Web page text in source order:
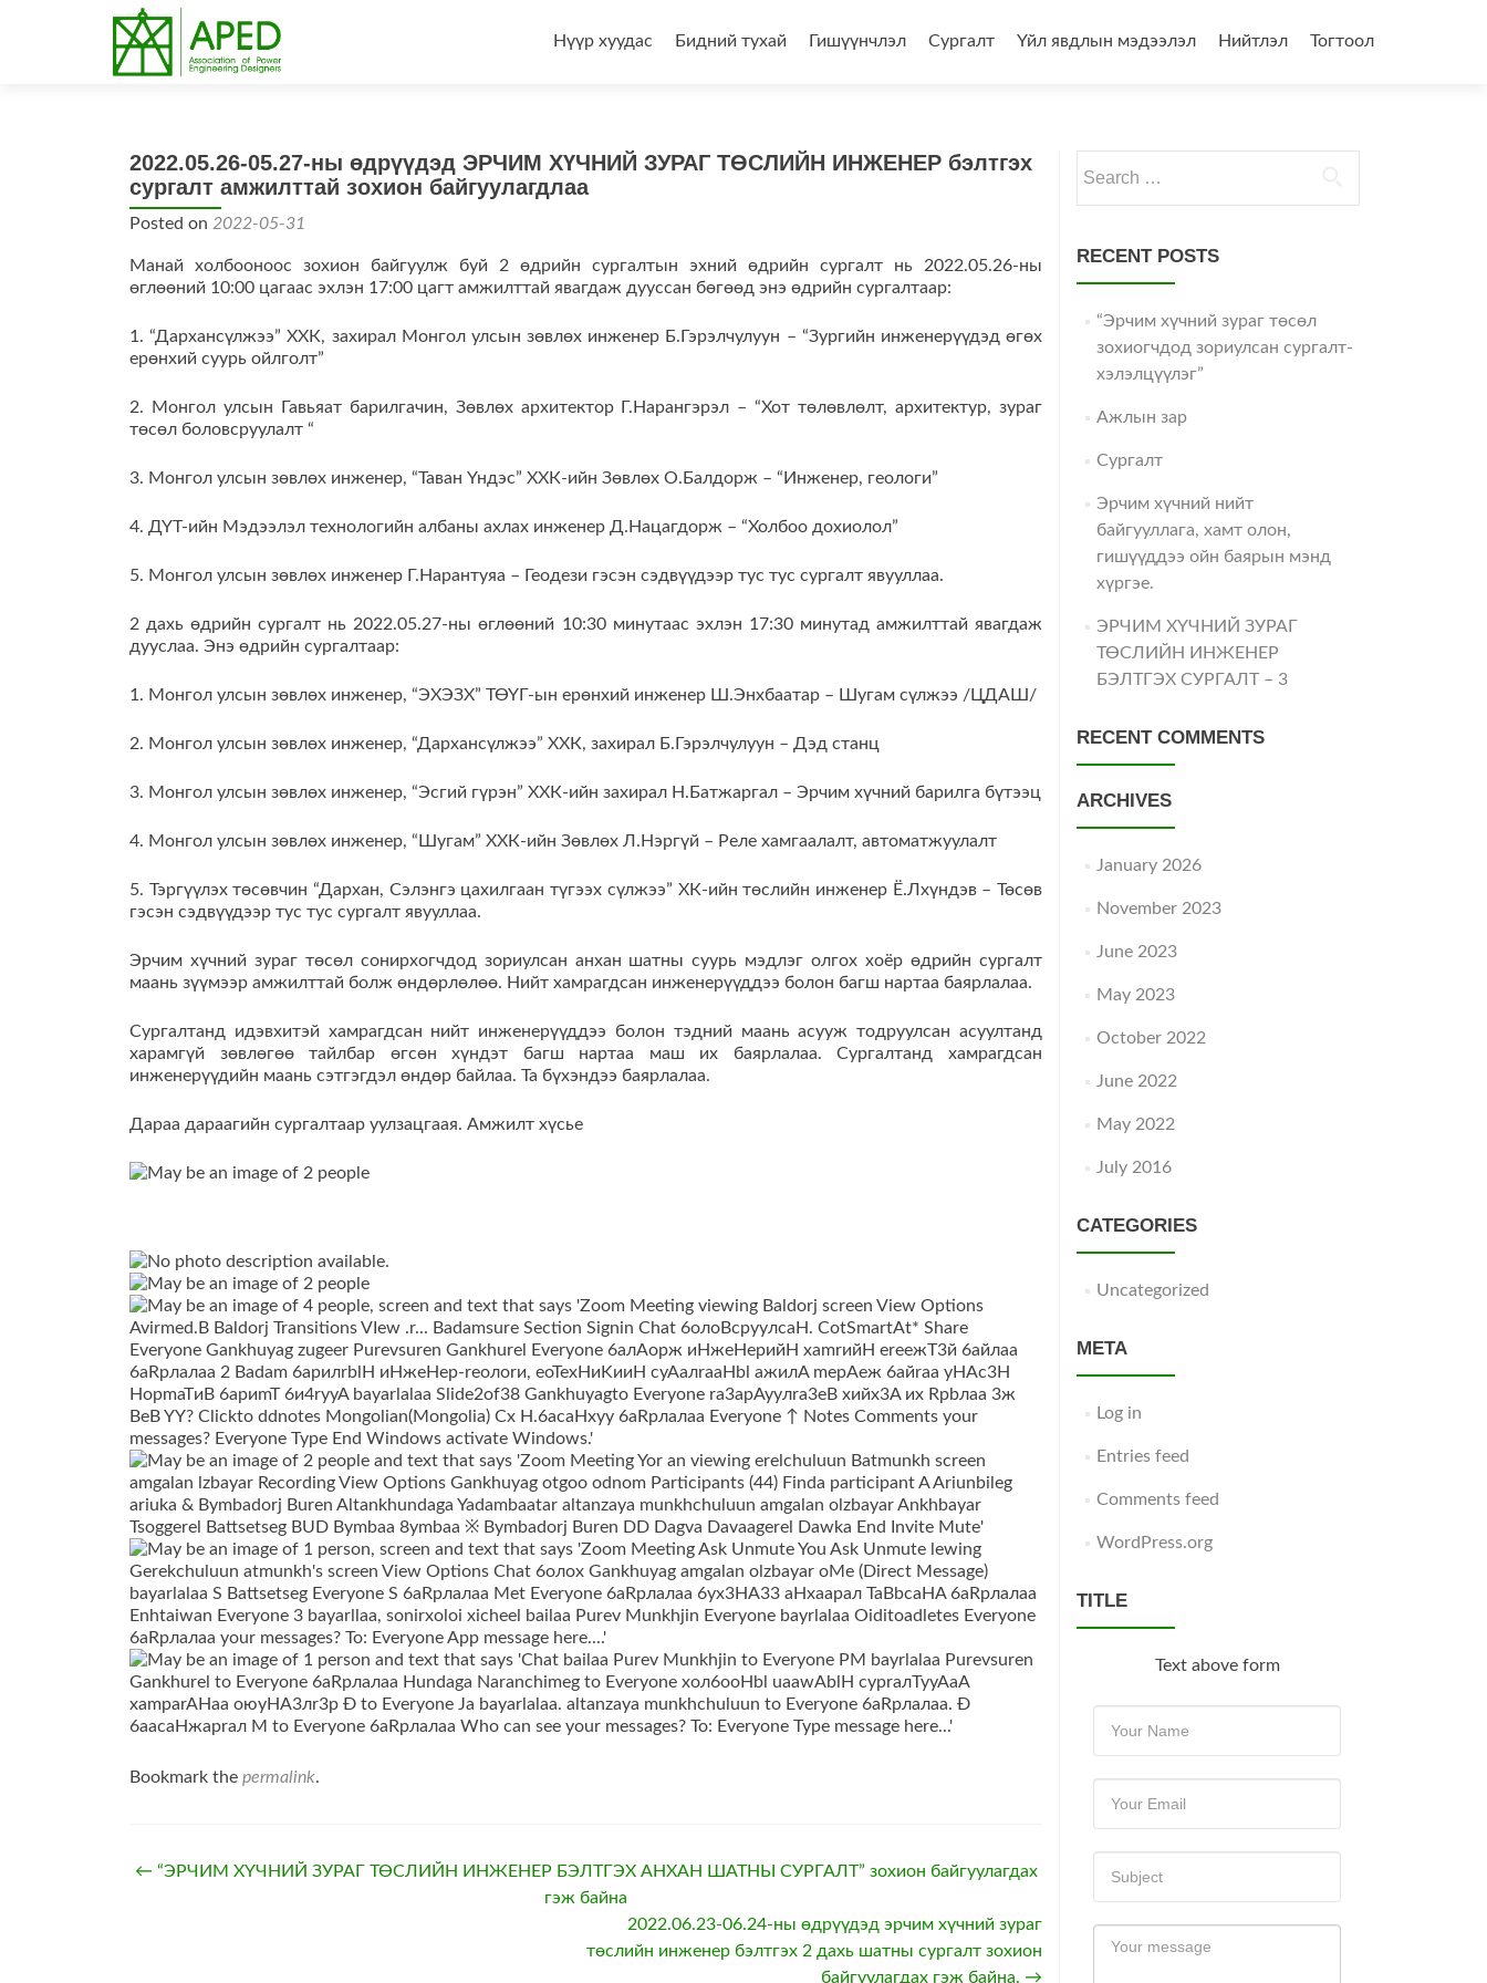
to
Нүүр хуудас Бидний тухай Гишүүнчлэл Сургалт Үйл явдлын мэдээлэл Нийтлэл Тогтоол
2022.05.26-05.27-ны өдрүүдэд ЭРЧИМ ХҮЧНИЙ ЗУРАГ ТӨСЛИЙН ИНЖЕНЕР бэлтгэх
сургалт амжилттай зохион байгуулагдлаа
Posted on 2022-05-31
Манай холбооноос зохион байгуулж буй 2 өдрийн сургалтын эхний өдрийн сургалт нь 2022.05.26-ны
өглөөний 10:00 цагаас эхлэн 17:00 цагт амжилттай явагдаж дууссан бөгөөд энэ өдрийн сургалтаар:
1. “Дархансүлжээ” ХХК, захирал Монгол улсын зөвлөх инженер Б.Гэрэлчулуун – “Зургийн инженерүүдэд өгөх
ерөнхий суурь ойлголт”
2. Монгол улсын Гавьяат барилгачин, Зөвлөх архитектор Г.Нарангэрэл – “Хот төлөвлөлт, архитектур, зураг
төсөл боловсруулалт “
3. Монгол улсын зөвлөх инженер, “Таван Үндэс” ХХК-ийн Зөвлөх О.Балдорж – “Инженер, геологи”
4. ДҮТ-ийн Мэдээлэл технологийн албаны ахлах инженер Д.Нацагдорж – “Холбоо дохиолол”
5. Монгол улсын зөвлөх инженер Г.Нарантуяа – Геодези гэсэн сэдвүүдээр тус тус сургалт явууллаа.
2 дахь өдрийн сургалт нь 2022.05.27-ны өглөөний 10:30 минутаас эхлэн 17:30 минутад амжилттай явагдаж
дууслаа. Энэ өдрийн сургалтаар:
1. Монгол улсын зөвлөх инженер, “ЭХЭЗХ” ТӨҮГ-ын ерөнхий инженер Ш.Энхбаатар – Шугам сүлжээ /ЦДАШ/
2. Монгол улсын зөвлөх инженер, “Дархансүлжээ” ХХК, захирал Б.Гэрэлчулуун – Дэд станц
3. Монгол улсын зөвлөх инженер, “Эсгий гүрэн” ХХК-ийн захирал Н.Батжаргал – Эрчим хүчний барилга бүтээц
4. Монгол улсын зөвлөх инженер, “Шугам” ХХК-ийн Зөвлөх Л.Нэргүй – Реле хамгаалалт, автоматжуулалт
5. Тэргүүлэх төсөвчин “Дархан, Сэлэнгэ цахилгаан түгээх сүлжээ” ХК-ийн төслийн инженер Ё.Лхүндэв – Төсөв
гэсэн сэдвүүдээр тус тус сургалт явууллаа.
Эрчим хүчний зураг төсөл сонирхогчдод зориулсан анхан шатны суурь мэдлэг олгох хоёр өдрийн сургалт
маань зүүмээр амжилттай болж өндөрлөлөө. Нийт хамрагдсан инженерүүддээ болон багш нартаа баярлалаа.
Сургалтанд идэвхитэй хамрагдсан нийт инженерүүддээ болон тэдний маань асууж тодруулсан асуултанд
харамгүй зөвлөгөө тайлбар өгсөн хүндэт багш нартаа маш их баярлалаа. Сургалтанд хамрагдсан
инженерүүдийн маань сэтгэгдэл өндөр байлаа. Та бүхэндээ баярлалаа.
Дараа дараагийн сургалтаар уулзацгаая. Амжилт хүсье
Bookmark the permalink.
Post
← “ЭРЧИМ ХҮЧНИЙ ЗУРАГ ТӨСЛИЙН ИНЖЕНЕР БЭЛТГЭХ АНХАН ШАТНЫ СУРГАЛТ” зохион байгуулагдах
гэж байна
2022.06.23-06.24-ны өдрүүдэд эрчим хүчний зураг
төслийн инженер бэлтгэх 2 дахь шатны сургалт зохион
байгуулагдах гэж байна. →
for:
RECENT POSTS
“Эрчим хүчний зураг төсөл
зохиогчдод зориулсан сургалт-
хэлэлцүүлэг”
Ажлын зар
Сургалт
Эрчим хүчний нийт
байгууллага, хамт олон,
гишүүддээ ойн баярын мэнд
хүргэе.
ЭРЧИМ ХҮЧНИЙ ЗУРАГ
ТӨСЛИЙН ИНЖЕНЕР
БЭЛТГЭХ СУРГАЛТ – 3
RECENT COMMENTS
ARCHIVES
January 2026
November 2023
June 2023
May 2023
October 2022
June 2022
May 2022
July 2016
CATEGORIES
Uncategorized
META
Log in
Entries feed
Comments feed
WordPress.org
TITLE
Text above form